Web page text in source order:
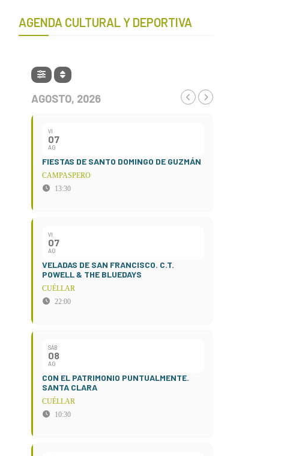
AGENDA CULTURAL Y DEPORTIVA
AGOSTO, 2026
VI
07
AG
FIESTAS DE SANTO DOMINGO DE GUZMÁN
CAMPASPERO
13:30
VI
07
AG
VELADAS DE SAN FRANCISCO. C.T.
POWELL & THE BLUEDAYS
CUÉLLAR
22:00
SÁB
08
AG
CON EL PATRIMONIO PUNTUALMENTE.
SANTA CLARA
CUÉLLAR
10:30